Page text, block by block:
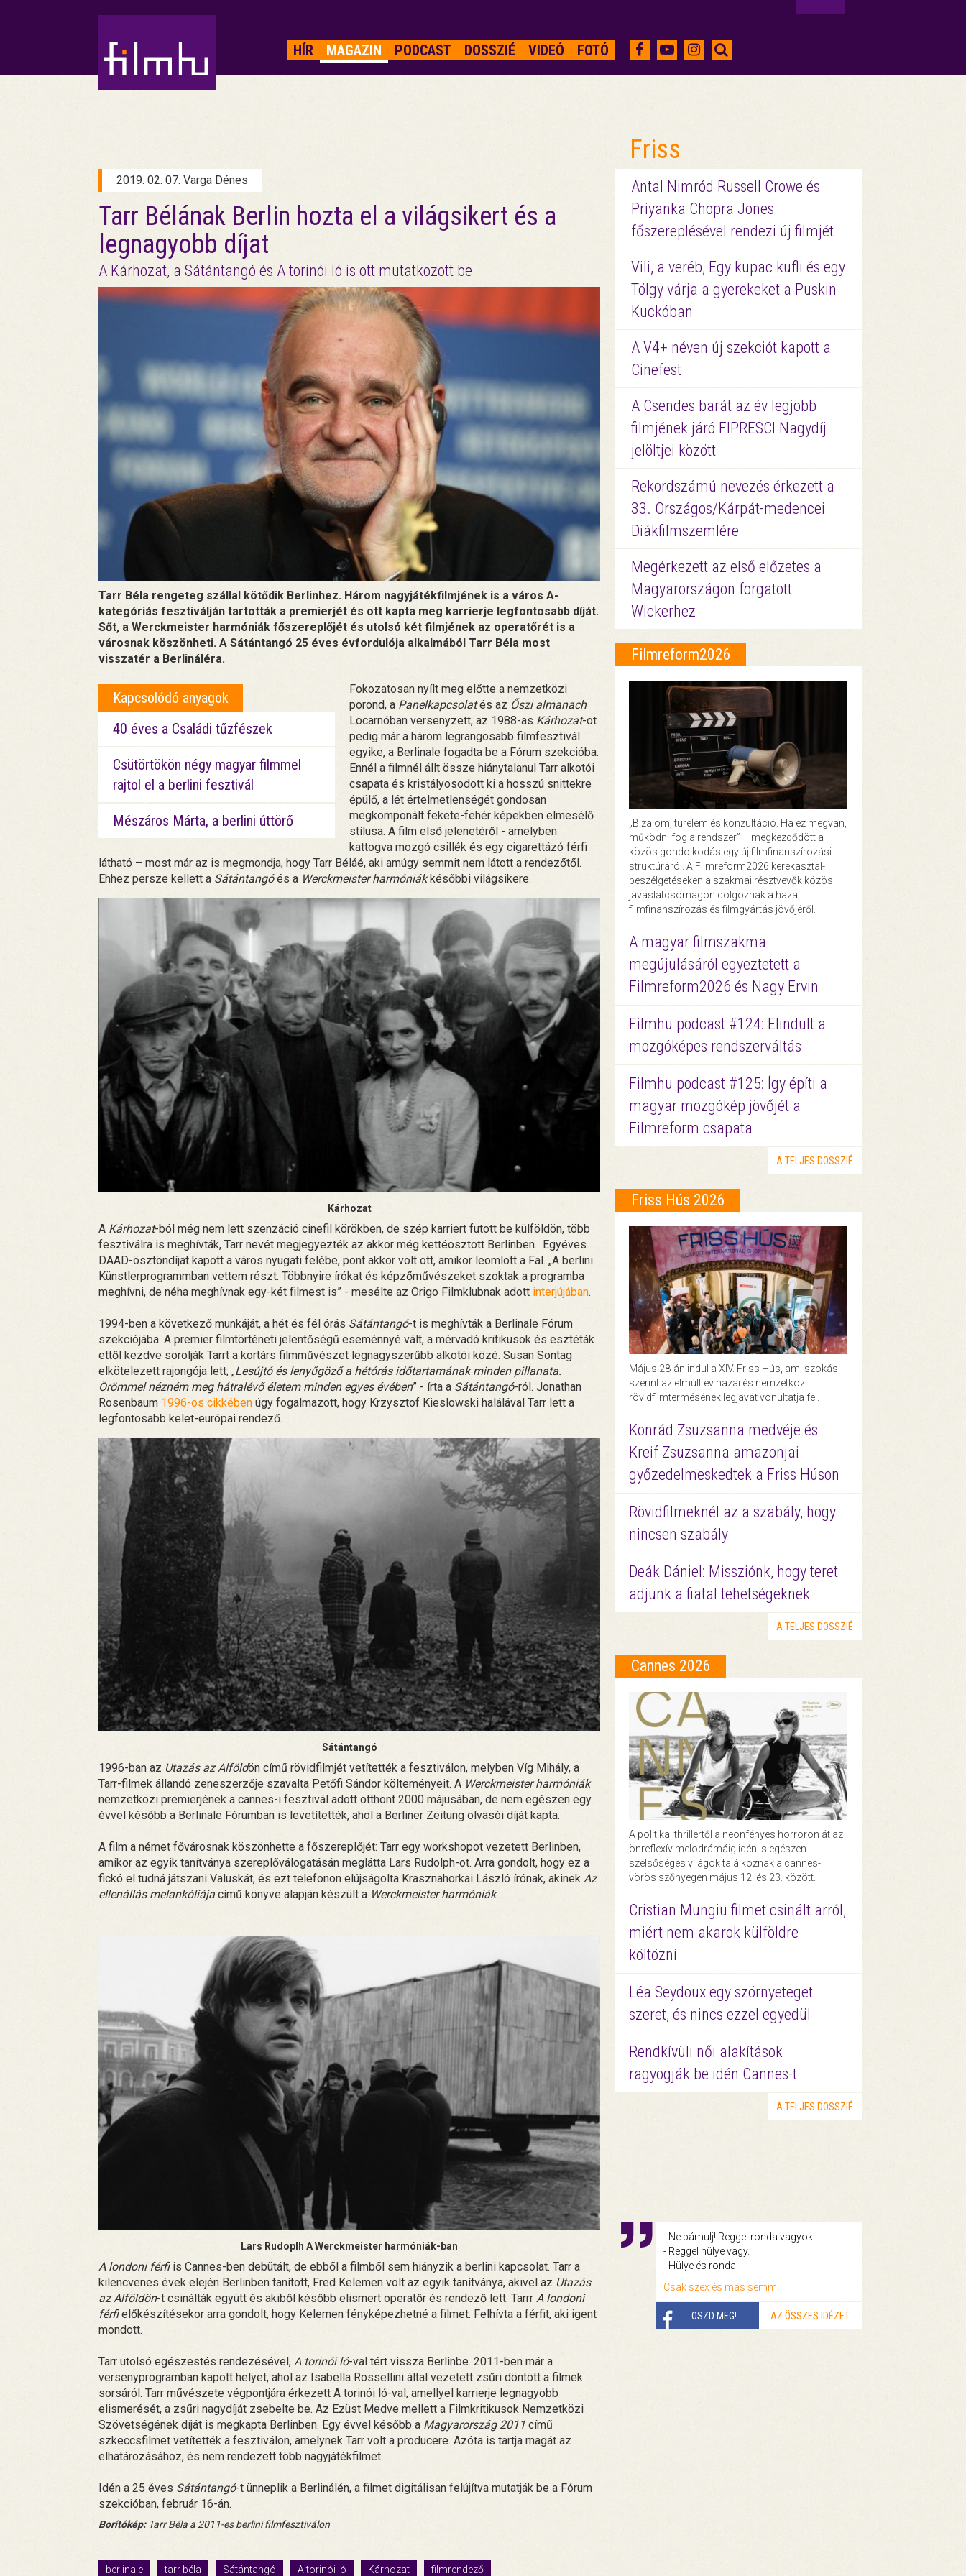
HÍR MAGAZIN PODCAST DOSSZIÉ VIDEÓ FOTÓ
2019. 02. 07. Varga Dénes
Tarr Bélának Berlin hozta el a világsikert és a
legnagyobb díjat
A Kárhozat, a Sátántangó és A torinói ló is ott mutatkozott be
Tarr Béla rengeteg szállal kötődik Berlinhez. Három nagyjátékfilmjének is a város A-
kategóriás fesztiválján tartották a premierjét és ott kapta meg karrierje legfontosabb díját.
Sőt, a Werckmeister harmóniák főszereplőjét és utolsó két filmjének az operatőrét is a
városnak köszönheti. A Sátántangó 25 éves évfordulója alkalmából Tarr Béla most
visszatér a Berlináléra.
Kapcsolódó anyagok
40 éves a Családi tűzfészek
Csütörtökön négy magyar filmmel
rajtol el a berlini fesztivál
Mészáros Márta, a berlini úttörő
Fokozatosan nyílt meg előtte a nemzetközi
porond, a Panelkapcsolatés az Őszi almanach
Locarnóban versenyzett, az 1988-as Kárhozat-ot
pedig már a három legrangosabb filmfesztivál
egyike, a Berlinale fogadta be a Fórum szekcióba.
Ennél a filmnél állt össze hiánytalanul Tarr alkotói
csapata és kristályosodott ki a hosszú snittekre
épülő, a lét értelmetlenségét gondosan
megkomponált fekete-fehér képekben elmesélő
stílusa. A film első jelenetéről - amelyben
kattogva mozgó csillék és egy cigarettázó férfi
látható – most már az is megmondja, hogy Tarr Béláé, aki amúgy semmit nem látott a rendezőtől.
Ehhez persze kellett a Sátántangóés a Werckmeister harmóniákkésőbbi világsikere.
Kárhozat
A Kárhozat-ból még nem lett szenzáció cinefil körökben, de szép karriert futott be külföldön, több
fesztiválra is meghívták, Tarr nevét megjegyezték az akkor még kettéosztott Berlinben. Egyéves
DAAD-ösztöndíjat kapott a város nyugati felébe, pont akkor volt ott, amikor leomlott a Fal. „A berlini
Künstlerprogrammban vettem részt. Többnyire írókat és képzőművészeket szoktak a programba
meghívni, de néha meghívnak egy-két filmest is” - mesélte az Origo Filmklubnak adott interjújában.
1994-ben a következő munkáját, a hét és fél órás Sátántangó-t is meghívták a Berlinale Fórum
szekciójába. A premier filmtörténeti jelentőségű eseménnyé vált, a mérvadó kritikusok és esztéták
ettől kezdve sorolják Tarrt a kortárs filmművészet legnagyszerűbb alkotói közé. Susan Sontag
elkötelezett rajongója lett; „Lesújtó és lenyűgöző a hétórás időtartamának minden pillanata.
Örömmel nézném meg hátralévő életem minden egyes évében” - írta a Sátántangó-ról. Jonathan
Rosenbaum 1996-os cikkében úgy fogalmazott, hogy Krzysztof Kieslowski halálával Tarr lett a
legfontosabb kelet-európai rendező.
Sátántangó
1996-ban az Utazás az Alföldön című rövidfilmjét vetítették a fesztiválon, melyben Víg Mihály, a
Tarr-filmek állandó zeneszerzője szavalta Petőfi Sándor költeményeit. A Werckmeister harmóniák
nemzetközi premierjének a cannes-i fesztivál adott otthont 2000 májusában, de nem egészen egy
évvel később a Berlinale Fórumban is levetítették, ahol a Berliner Zeitung olvasói díját kapta.
A film a német fővárosnak köszönhette a főszereplőjét: Tarr egy workshopot vezetett Berlinben,
amikor az egyik tanítványa szereplőválogatásán meglátta Lars Rudolph-ot. Arra gondolt, hogy ez a
fickó el tudná játszani Valuskát, és ezt telefonon elújságolta Krasznahorkai László írónak, akinek Az
ellenállás melankóliája című könyve alapján készült a Werckmeister harmóniák.
Lars Rudoplh A Werckmeister harmóniák-ban
A londoni férfiis Cannes-ben debütált, de ebből a filmből sem hiányzik a berlini kapcsolat. Tarr a
kilencvenes évek elején Berlinben tanított, Fred Kelemen volt az egyik tanítványa, akivel az Utazás
az Alföldön-t csinálták együtt és akiből később elismert operatőr és rendező lett. Tarrr A londoni
férfielőkészítésekor arra gondolt, hogy Kelemen fényképezhetné a filmet. Felhívta a férfit, aki igent
mondott.
Tarr utolsó egészestés rendezésével, A torinói ló-val tért vissza Berlinbe. 2011-ben már a
versenyprogramban kapott helyet, ahol az Isabella Rossellini által vezetett zsűri döntött a filmek
sorsáról. Tarr művészete végpontjára érkezett A torinói ló-val, amellyel karrierje legnagyobb
elismerését, a zsűri nagydíját zsebelte be. Az Ezüst Medve mellett a Filmkritikusok Nemzetközi
Szövetségének díját is megkapta Berlinben. Egy évvel később a Magyarország 2011 című
szkeccsfilmet vetítették a fesztiválon, amelynek Tarr volt a producere. Azóta is tartja magát az
elhatározásához, és nem rendezett több nagyjátékfilmet.
Idén a 25 éves Sátántangó-t ünneplik a Berlinálén, a filmet digitálisan felújítva mutatják be a Fórum
szekcióban, február 16-án.
Borítókép:Tarr Béla a 2011-es berlini filmfesztiválon
berlinale tarr béla Sátántangó A torinói ló Kárhozat filmrendező
Friss
Antal Nimród Russell Crowe és
Priyanka Chopra Jones
főszereplésével rendezi új filmjét
Vili, a veréb, Egy kupac kufli és egy
Tölgy várja a gyerekeket a Puskin
Kuckóban
A V4+ néven új szekciót kapott a
Cinefest
A Csendes barát az év legjobb
filmjének járó FIPRESCI Nagydíj
jelöltjei között
Rekordszámú nevezés érkezett a
33. Országos/Kárpát-medencei
Diákfilmszemlére
Megérkezett az első előzetes a
Magyarországon forgatott
Wickerhez
Filmreform2026
„Bizalom, türelem és konzultáció. Ha ez megvan,
működni fog a rendszer” – megkezdődött a
közös gondolkodás egy új filmfinanszírozási
struktúráról. A Filmreform2026 kerekasztal-
beszélgetéseken a szakmai résztvevők közös
javaslatcsomagon dolgoznak a hazai
filmfinanszírozás és filmgyártás jövőjéről.
A magyar filmszakma
megújulásáról egyeztetett a
Filmreform2026 és Nagy Ervin
Filmhu podcast #124: Elindult a
mozgóképes rendszerváltás
Filmhu podcast #125: Így építi a
magyar mozgókép jövőjét a
Filmreform csapata
A TELJES DOSSZIÉ
Friss Hús 2026
Május 28-án indul a XIV. Friss Hús, ami szokás
szerint az elmúlt év hazai és nemzetközi
rövidfilmtermésének legjavát vonultatja fel.
Konrád Zsuzsanna medvéje és
Kreif Zsuzsanna amazonjai
győzedelmeskedtek a Friss Húson
Rövidfilmeknél az a szabály, hogy
nincsen szabály
Deák Dániel: Missziónk, hogy teret
adjunk a fiatal tehetségeknek
A TELJES DOSSZIÉ
Cannes 2026
A politikai thrillertől a neonfényes horroron át az
önreflexív melodrámáig idén is egészen
szélsőséges világok találkoznak a cannes-i
vörös szőnyegen május 12. és 23. között.
Cristian Mungiu filmet csinált arról,
miért nem akarok külföldre
költözni
Léa Seydoux egy szörnyeteget
szeret, és nincs ezzel egyedül
Rendkívüli női alakítások
ragyogják be idén Cannes-t
A TELJES DOSSZIÉ
- Ne bámulj! Reggel ronda vagyok!
- Reggel hülye vagy.
- Hülye és ronda.
Csak szex és más semmi
OSZD MEG! AZ ÖSSZES IDÉZET